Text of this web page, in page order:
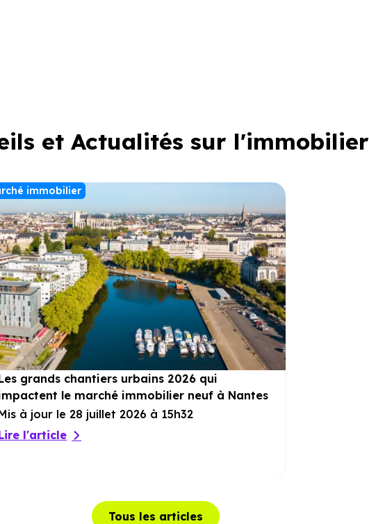
et Actualités sur l'immobilier
immobilier
grands chantiers urbains 2026 qui
le marché immobilier neuf à Nantes
à jour le 28 juillet 2026 à 15h32
l'article
Tous les articles